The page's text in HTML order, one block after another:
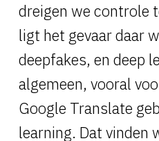
dreigen we controle
ligt het gevaar daar
deepfakes, en deep
algemeen, vooral
Google Translate
learning. Dat vinden